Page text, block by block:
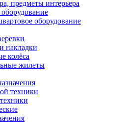
предметы интерьера
оборудование
накладки
колёса
жилеты
техники